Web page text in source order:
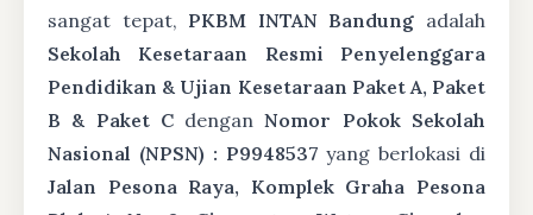
sangat tepat, PKBM INTAN Bandung adalah
Sekolah Kesetaraan Resmi Penyelenggara
Pendidikan & Ujian Kesetaraan Paket A, Paket
B & Paket CdenganNomor Pokok Sekolah
Nasional (NPSN) : P9948537 yang berlokasi di
Jalan Pesona Raya, Komplek Graha Pesona